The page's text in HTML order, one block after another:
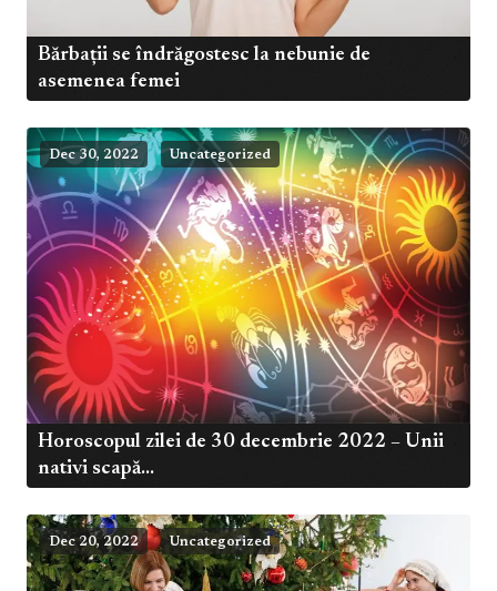
Bărbații se îndrăgostesc la nebunie de
asemenea femei
Dec 30, 2022 Uncategorized
Horoscopul zilei de 30 decembrie 2022 – Unii
nativi scapă...
Dec 20, 2022 Uncategorized